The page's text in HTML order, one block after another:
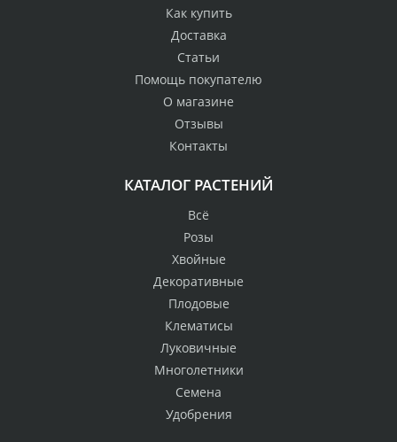
Как купить
Доставка
Статьи
Помощь покупателю
О магазине
Отзывы
Контакты
КАТАЛОГ РАСТЕНИЙ
Всё
Розы
Хвойные
Декоративные
Плодовые
Клематисы
Луковичные
Многолетники
Семена
Удобрения